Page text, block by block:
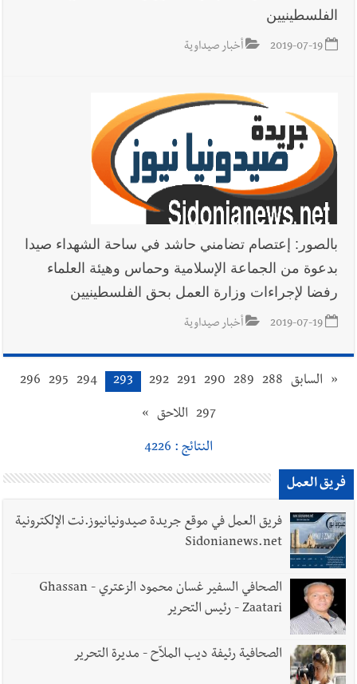
الفلسطينيين
2019-07-19 أخبار صيداوية
بالصور: إعتصام تضامني حاشد في ساحة الشهداء صيدا
بدعوة من الجماعة الإسلامية وحماس وهيئة العلماء
رفضا لإجراءات وزارة العمل بحق الفلسطينيين
2019-07-19 أخبار صيداوية
« السابق 288
289
290
291
292
293
294
295
296
297 اللاحق »
النتائج : 4226
فريق العمل
فريق العمل في موقع جريدة صيدونيانيوز.نت الإلكترونية
Sidonianews.net
الصحافي السفير غسان محمود الزعتري - Ghassan
Zaatari - رئيس التحرير
الصحافية رئيفة ديب الملاّح - مديرة التحرير